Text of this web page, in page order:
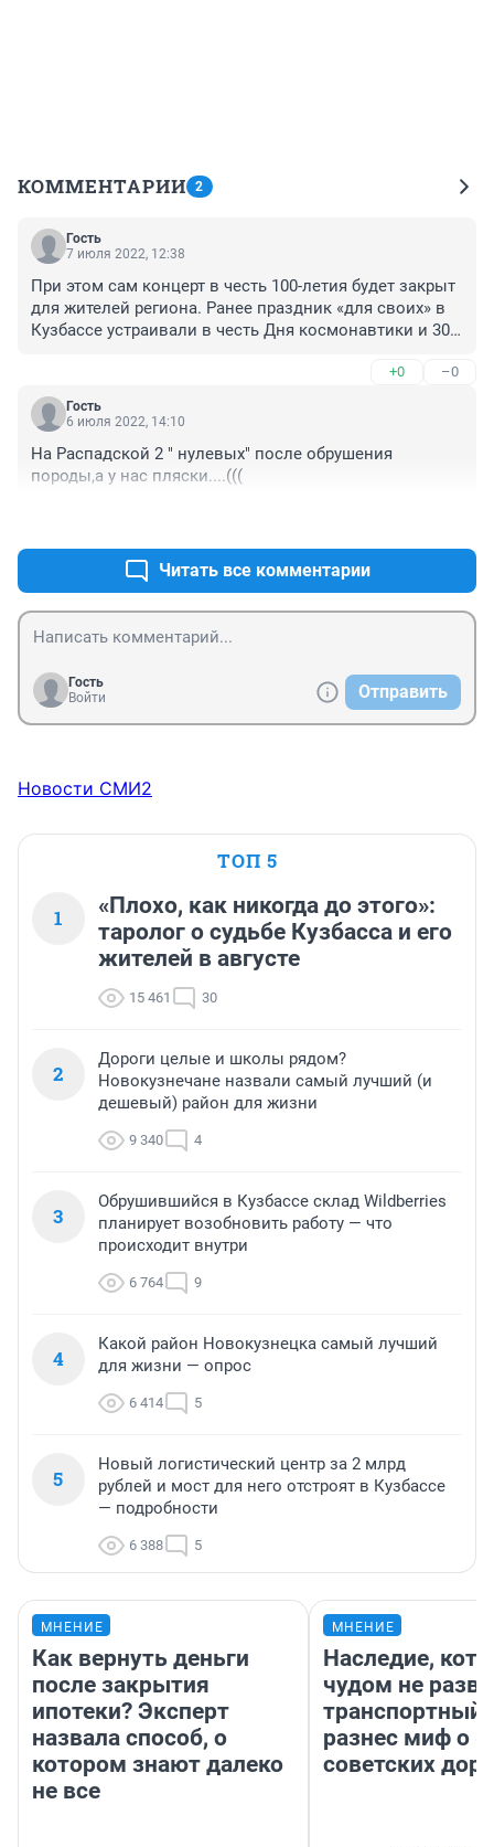
КОММЕНТАРИИ 2
Гость
7 июля 2022, 12:38
При этом сам концерт в честь 100-летия будет закрыт
для жителей региона. Ранее праздник «для своих» в
Кузбассе устраивали в честь Дня космонавтики и 300-
Как своими стали приезжие абсолютно не в теме
региона? так то деньги из бюджета? Телегин сам в
пора обновить память.
+0 –0
Гость
6 июля 2022, 14:10
На Распадской 2 " нулевых" после обрушения
породы,а у нас пляски....(((
Читать все комментарии
Гость
Войти
Отправить
Новости СМИ2
ТОП 5
1
«Плохо, как никогда до этого»:
таролог о судьбе Кузбасса и его
жителей в августе
15 461 30
2
Дороги целые и школы рядом?
Новокузнечане назвали самый лучший (и
дешевый) район для жизни
9 340 4
3
Обрушившийся в Кузбассе склад Wildberries
планирует возобновить работу — что
происходит внутри
6 764 9
4
Какой район Новокузнецка самый лучший
для жизни — опрос
6 414 5
5
Новый логистический центр за 2 млрд
рублей и мост для него отстроят в Кузбассе
— подробности
6 388 5
МНЕНИЕ
Как вернуть деньги
после закрытия
ипотеки? Эксперт
назвала способ, о
котором знают далеко
не все
МНЕНИЕ
Наследие,
чудом не
транспортный
разнес миф о
советских